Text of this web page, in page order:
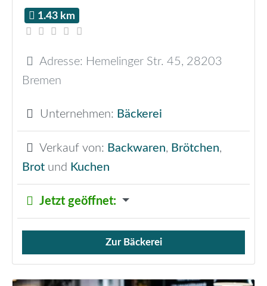
1.43 km
Adresse: Hemelinger Str. 45, 28203
Bremen
Unternehmen: Bäckerei
Verkauf von: Backwaren, Brötchen,
Brot und Kuchen
Jetzt geöffnet:
Verkauf von Brötchen,
Zur Bäckerei